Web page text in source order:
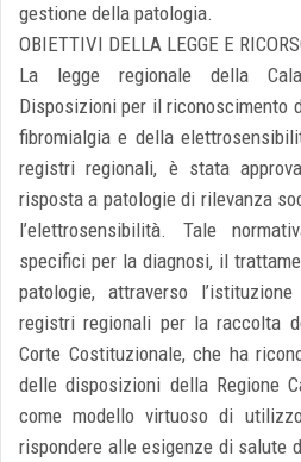
gestione della patologia.
OBIETTIVI DELLA LEGGE E
La legge regionale della
Disposizioni per il riconoscimento
fibromialgia e della
registri regionali, è stata
risposta a patologie di rilevanza
l’elettrosensibilità. Tale
specifici per la diagnosi, il
patologie, attraverso
registri regionali per la raccolta
Corte Costituzionale, che ha
delle disposizioni della Regione
come modello virtuoso di
rispondere alle esigenze di salute